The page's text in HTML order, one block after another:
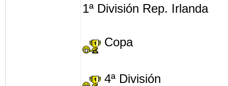
1ª División Rep. Irlanda
Copa
4ª División